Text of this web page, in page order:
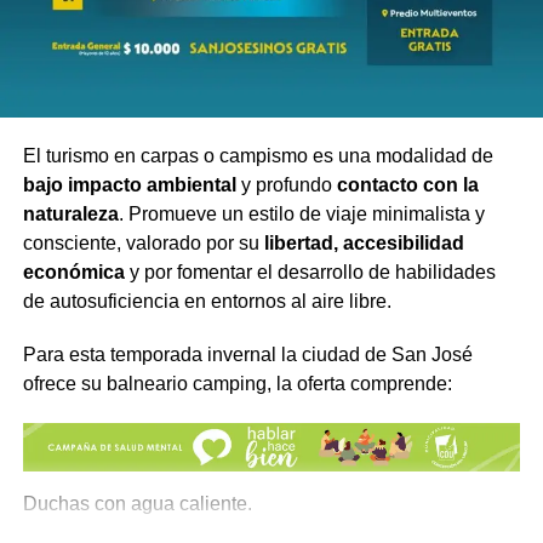
con fuerza al sector: el incremento permanente de los
costos de funcionamiento. El aumento de tarifas de
servicios públicos, los mayores costos laborales, la
presión tributaria y el encarecimiento de insumos
El turismo en carpas o campismo es una modalidad de
bajo impacto ambiental y profundo contacto con la
naturaleza. Promueve un estilo de viaje minimalista y
consciente, valorado por su libertad, accesibilidad
económicay por fomentar el desarrollo de habilidades
de autosuficiencia en entornos al aire libre.
Para esta temporada invernal la ciudad de San José
ofrece su balneario camping, la oferta comprende:
Duchas con agua caliente.